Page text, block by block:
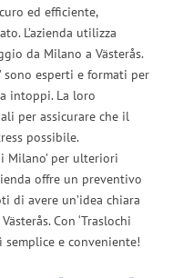
ed efficiente,
L’azienda utilizza
da Milano a Västerås.
sono esperti e formati per
intoppi. La loro
per assicurare che il
possibile.
Milano’ per ulteriori
offre un preventivo
di avere un’idea chiara
Con ‘Traslochi
semplice e conveniente!